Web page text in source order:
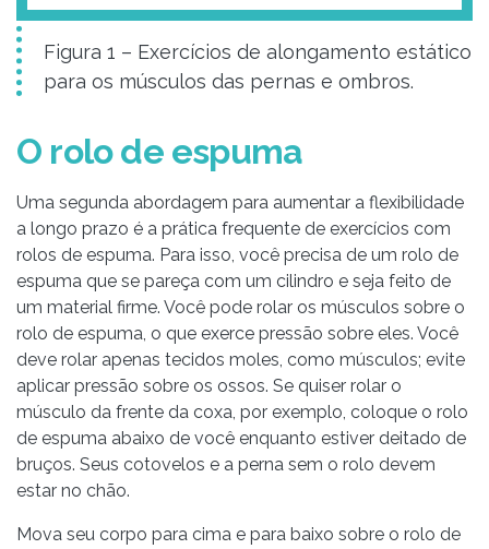
Figura 1 – Exercícios de alongamento estático
para os músculos das pernas e ombros.
O rolo de espuma
Uma segunda abordagem para aumentar a flexibilidade
a longo prazo é a prática frequente de exercícios com
rolos de espuma. Para isso, você precisa de um rolo de
espuma que se pareça com um cilindro e seja feito de
um material firme. Você pode rolar os músculos sobre o
rolo de espuma, o que exerce pressão sobre eles. Você
deve rolar apenas tecidos moles, como músculos; evite
aplicar pressão sobre os ossos. Se quiser rolar o
músculo da frente da coxa, por exemplo, coloque o rolo
de espuma abaixo de você enquanto estiver deitado de
bruços. Seus cotovelos e a perna sem o rolo devem
estar no chão.
Mova seu corpo para cima e para baixo sobre o rolo de